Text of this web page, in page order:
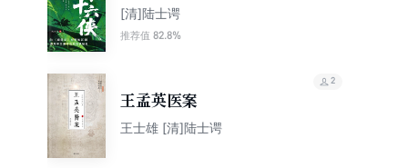
记》更野的江湖，康熙
平三藩背后的剑侠秘
[清]陆士谔
推荐值 82.8%
王孟英医案
王士雄 [清]陆士谔
2